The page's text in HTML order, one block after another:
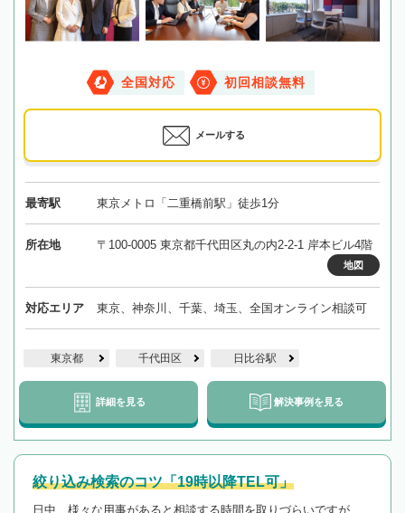
全国対応 初回相談無料
メールする
最寄駅 東京メトロ「二重橋前駅」徒歩1分
所在地 〒100-0005 東京都千代田区丸の内2-2-1 岸本ビル4階
地図
対応エリア 東京、神奈川、千葉、埼玉、全国オンライン相談可
東京都 千代田区 日比谷駅
詳細を見る 解決事例を見る
絞り込み検索のコツ「19時以降TEL可」
日中、様々な用事があると相談する時間を取りづらいですが、